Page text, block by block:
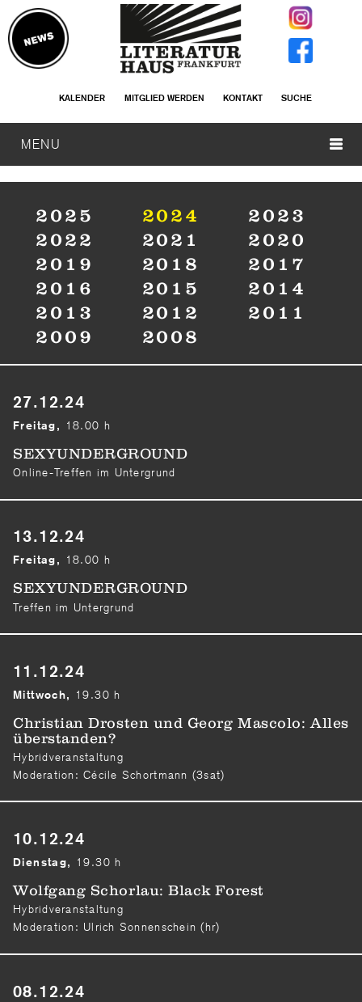
KALENDER MITGLIED WERDEN KONTAKT SUCHE
MENU
2025 2024
2023
2022
2021
2020
2019
2018
2017
2016
2015
2014
2013
2012
2011
2009
2008
27.12.24
Freitag, 18.00 h
SEXYUNDERGROUND
Online-Treffen im Untergrund
13.12.24
Freitag, 18.00 h
SEXYUNDERGROUND
Treffen im Untergrund
11.12.24
Mittwoch, 19.30 h
Christian Drosten und Georg Mascolo: Alles
überstanden?
Hybridveranstaltung
Moderation: Cécile Schortmann (3sat)
10.12.24
Dienstag, 19.30 h
Wolfgang Schorlau: Black Forest
Hybridveranstaltung
Moderation: Ulrich Sonnenschein (hr)
08.12.24